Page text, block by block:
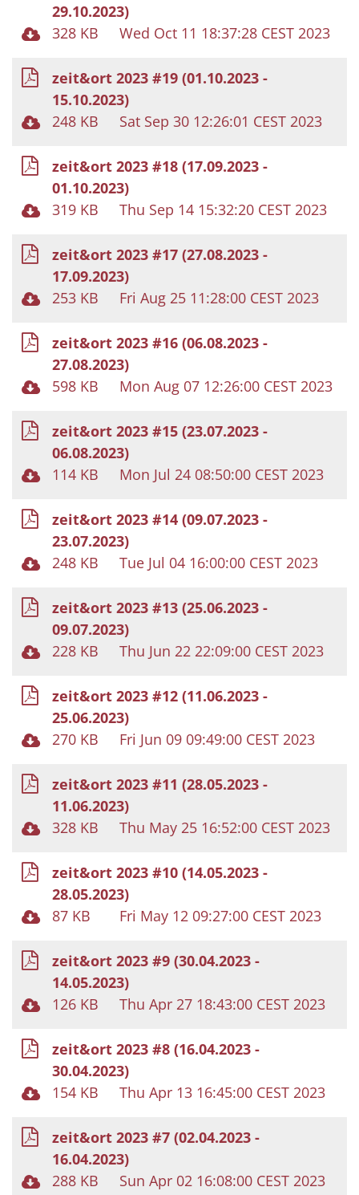
29.10.2023)
328 KB
Wed Oct 11 18:37:28 CEST 2023
zeit&ort 2023 #19 (01.10.2023 -
15.10.2023)
248 KB
Sat Sep 30 12:26:01 CEST 2023
zeit&ort 2023 #18 (17.09.2023 -
01.10.2023)
319 KB
Thu Sep 14 15:32:20 CEST 2023
zeit&ort 2023 #17 (27.08.2023 -
17.09.2023)
253 KB
Fri Aug 25 11:28:00 CEST 2023
zeit&ort 2023 #16 (06.08.2023 -
27.08.2023)
598 KB
Mon Aug 07 12:26:00 CEST 2023
zeit&ort 2023 #15 (23.07.2023 -
06.08.2023)
114 KB
Mon Jul 24 08:50:00 CEST 2023
zeit&ort 2023 #14 (09.07.2023 -
23.07.2023)
248 KB
Tue Jul 04 16:00:00 CEST 2023
zeit&ort 2023 #13 (25.06.2023 -
09.07.2023)
228 KB
Thu Jun 22 22:09:00 CEST 2023
zeit&ort 2023 #12 (11.06.2023 -
25.06.2023)
270 KB
Fri Jun 09 09:49:00 CEST 2023
zeit&ort 2023 #11 (28.05.2023 -
11.06.2023)
328 KB
Thu May 25 16:52:00 CEST 2023
zeit&ort 2023 #10 (14.05.2023 -
28.05.2023)
87 KB
Fri May 12 09:27:00 CEST 2023
zeit&ort 2023 #9 (30.04.2023 -
14.05.2023)
126 KB
Thu Apr 27 18:43:00 CEST 2023
zeit&ort 2023 #8 (16.04.2023 -
30.04.2023)
154 KB
Thu Apr 13 16:45:00 CEST 2023
zeit&ort 2023 #7 (02.04.2023 -
16.04.2023)
288 KB
Sun Apr 02 16:08:00 CEST 2023